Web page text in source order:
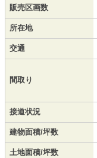
販売区画数
所在地
交通
間取り
接道状況
建物面積/坪数
土地面積/坪数